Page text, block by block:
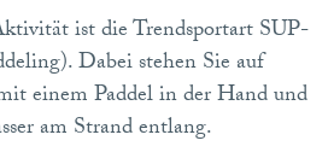
ist die Trendsportart SUP-
Dabei stehen Sie auf
einem Paddel in der Hand und
am Strand entlang.